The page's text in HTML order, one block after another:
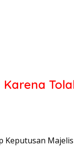
Keputusan